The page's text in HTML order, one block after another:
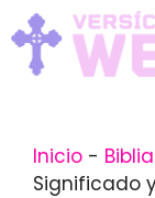
Skip
to
content
Inicio - Biblia
Significado